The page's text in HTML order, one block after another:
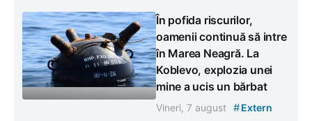
În pofida riscurilor,
oamenii continuă să intre
în Marea Neagră. La
Koblevo, explozia unei
mine a ucis un bărbat
Vineri, 7 august #Extern